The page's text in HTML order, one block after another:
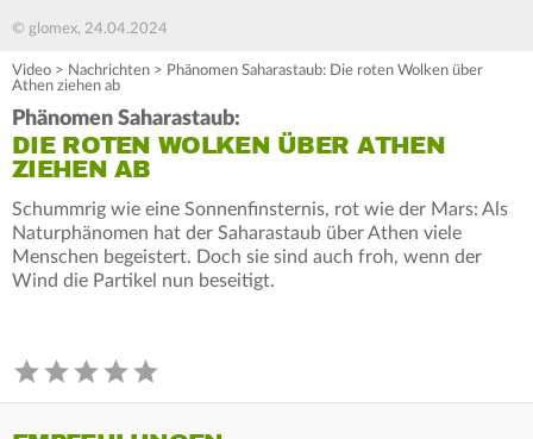
© glomex, 24.04.2024
Video > Nachrichten > Phänomen Saharastaub: Die roten Wolken über
Athen ziehen ab
Phänomen Saharastaub:
DIE ROTEN WOLKEN ÜBER ATHEN
ZIEHEN AB
Schummrig wie eine Sonnenfinsternis, rot wie der Mars: Als
Naturphänomen hat der Saharastaub über Athen viele
Menschen begeistert. Doch sie sind auch froh, wenn der
Wind die Partikel nun beseitigt.